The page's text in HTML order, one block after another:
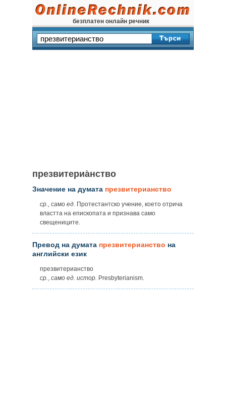
безплатен онлайн речник
презвитериа̀нство
Значение на думата презвитерианство
ср., само ед. Протестантско учение, което отрича
властта на епископата и признава само
свещениците.
Превод на думата презвитерианство на
английски език
презвитерианство
ср.
само ед. истор. Presbyterianism.